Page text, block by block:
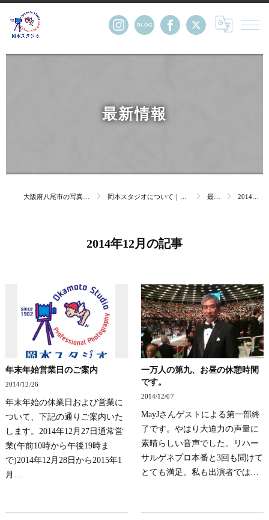
最新情報
大阪府八尾市の写真館・株式会社岡本スタジオ 岡本スタジオについて｜創業123年 大阪府八尾市の写真館 最新情報 2014年12月の記事
2014年12月の記事
年末年始営業日のご案内
2014/12/26
年末年始の休業日および営業に
ついて、下記の通りご案内いた
します。2014年12月27日通常営
業(午前10時から午後19時ま
で)2014年12月28日から2015年1
月…
一万人の第九、お昼の休憩時間
です。
2014/12/07
MayJさんゲストによる第一部終
了です。やはり大迫力の声量に
素晴らしい音声でした。リハー
サルゲネプロ本番と3回も聞けて
とても満足。私も出演者では…